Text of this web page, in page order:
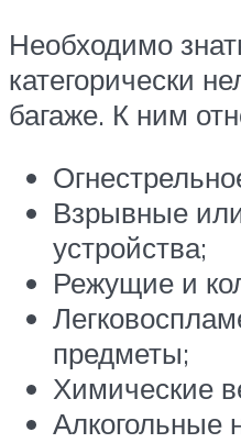
Необходимо
категорически
багаже. К ним
Взрывные
устройства;
Режущие и
предметы;
Химические
Алкогольные